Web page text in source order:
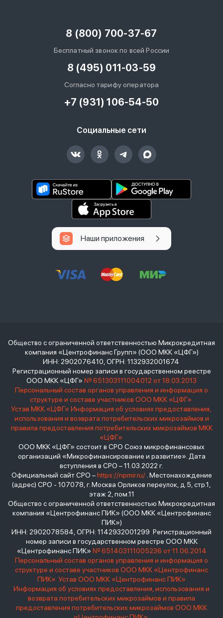
8 (800) 700-37-67
Бесплатный звонок по всей России
8 (495) 011-03-59
Согласно тарифу оператора
+7 (931) 106-54-50
Социальные сети
Наши приложения
Общество с ограниченной ответственностью Микрокредитная
компания «Центрофинанс Групп» (ООО МКК «ЦФГ»)
ИНН: 2902076410, ОГРН: 1132932001674
Регистрационный номер записи в государственном реестре
ООО МКК «ЦФГ» № 651303111004012 от 18.03.2013
Персональный состав органов управления и информация о
структуре и составе участников ООО МКК «ЦФГ»
Устав МКК «ЦФГ» Информация об условиях предоставления,
использования и возврата потребительских микрозаймов и
правила предоставления потребительских микрозаймов МКК
«ЦФГ»
ООО МКК «ЦФГ» состоит в СРО Союз микрофинансовых
организаций «Микрофинансирование и развитие». Дата
вступления в СРО – 11.03.2022 г.
Официальный сайт СРО –https://npmir.ru/. Местонахождение
(адрес) СРО - 107078, г. Москва Орликов переулок, д.5, стр.1,
этаж 2, пом.11
Общество с ограниченной ответственностью Микрокредитная
компания «Центрофинанс ПИК» (ООО МКК «Центрофинанс
ПИК»)
ИНН: 2902078584, ОГРН: 1142932001299 Регистрационный
номер записи в государственном реестре ООО МКК
«Центрофинанс ПИК» № 651403111005236 от 11.06.2014
Персональный состав органов управления и информация о
структуре и составе участников ООО МКК «Центрофинанс
ПИК» Устав ООО МКК «Центрофинанс ПИК»
Информация об условиях предоставления, использования и
возврата потребительских микрозаймов и правила
предоставления потребительских микрозаймов ООО МКК